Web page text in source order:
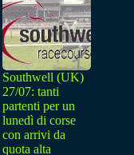
Southwell (UK)
27/07: tanti
partenti per un
lunedì di corse
con arrivi da
quota alta